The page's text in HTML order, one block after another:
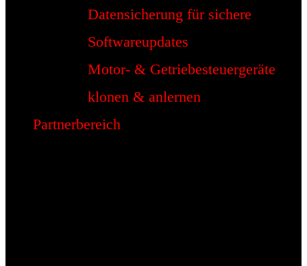
Datensicherung für sichere
Softwareupdates
Motor- & Getriebesteuergeräte
klonen & anlernen
Partnerbereich